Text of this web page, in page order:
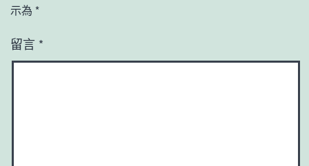
示為 *
留言 *